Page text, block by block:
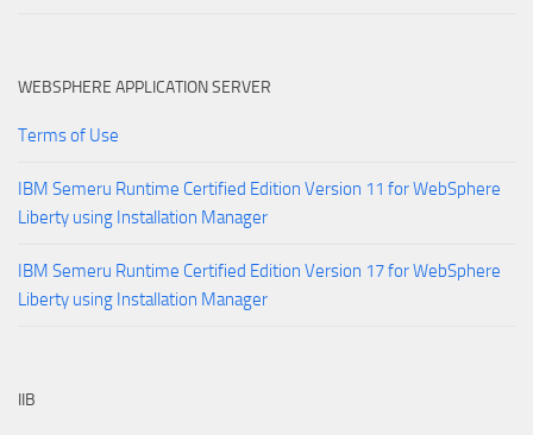
WEBSPHERE APPLICATION SERVER
Terms of Use
IBM Semeru Runtime Certified Edition Version 11 for WebSphere
Liberty using Installation Manager
IBM Semeru Runtime Certified Edition Version 17 for WebSphere
Liberty using Installation Manager
IIB